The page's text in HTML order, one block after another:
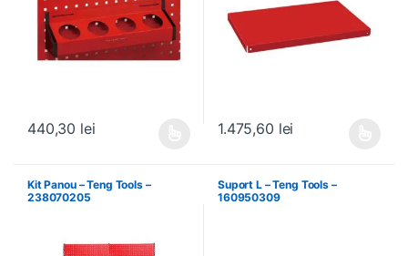
440,30 lei 1.475,60 lei
Kit Panou – Teng Tools –
238070205
Suport L – Teng Tools –
160950309